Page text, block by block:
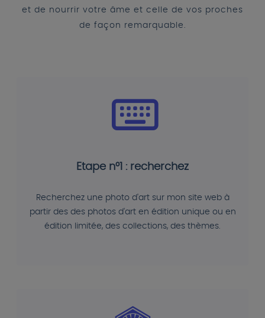
et de nourrir votre âme et celle de vos proches
de façon remarquable.
Etape n°1 : recherchez
Recherchez une photo d'art sur mon site web à
partir des des photos d'art en édition unique ou en
édition limitée, des collections, des thèmes.